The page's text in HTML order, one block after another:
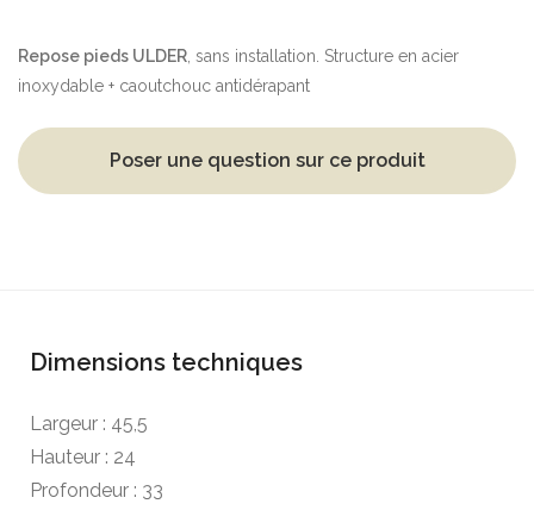
Repose pieds ULDER , sans installation. Structure en acier
inoxydable + caoutchouc antidérapant
Poser une question sur ce produit
Dimensions techniques
Largeur : 45,5
Hauteur : 24
Profondeur : 33